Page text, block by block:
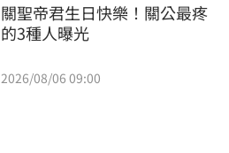
關聖帝君生日快樂！關公最疼
的3種人曝光
2026/08/06 09:00